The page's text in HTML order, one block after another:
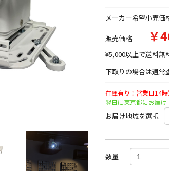
メーカー希望小売価
販売価格 ￥
¥5,000以上で送料無
下取りの場合は通常
在庫有り！営業日14
翌日に東京都にお届け
お届け地域を選択
数量